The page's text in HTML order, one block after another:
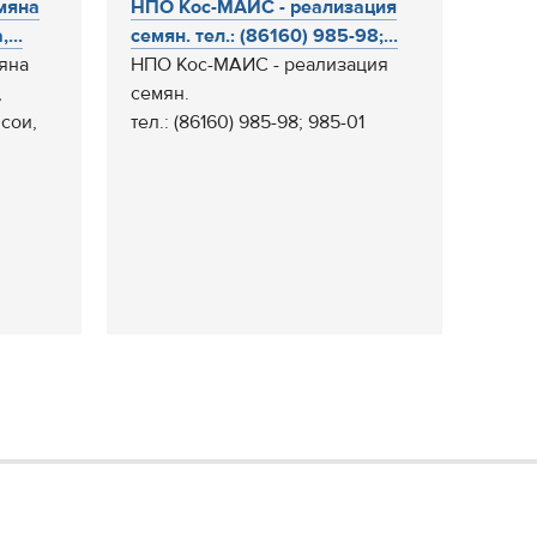
НПО Кос-МАИС - реализация
семян. тел.: (86160) 985-98;...
НПО Кос-МАИС - реализация
семян.
тел.: (86160) 985-98; 985-01